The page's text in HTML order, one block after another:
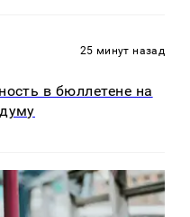
25 минут назад
в бюллетене на